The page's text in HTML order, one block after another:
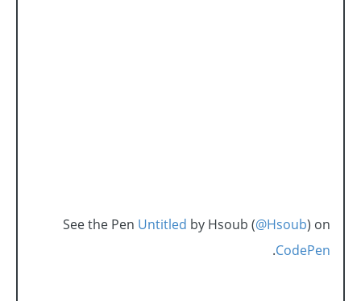
See the Pen Untitled by Hsoub (@Hsoub) on
CodePen
.